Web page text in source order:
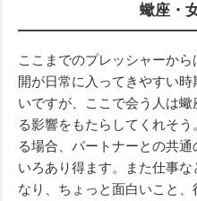
蠍座・
ここまでのプレッシャーか
開が日常に入ってきやすい
いですが、ここで会う人は
る影響をもたらしてくれそ
る場合、パートナーとの共
いろあり得ます。また仕事
なり、ちょっと面白いこと